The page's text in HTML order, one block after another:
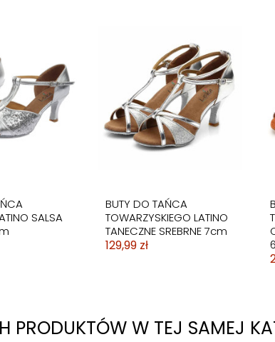
SALSA
BUTY DO TAŃCA
TOWARZYSKIEGO LATINO
TANECZNE SREBRNE 7cm
129,99 zł
PRODUKTÓW W TEJ SAMEJ